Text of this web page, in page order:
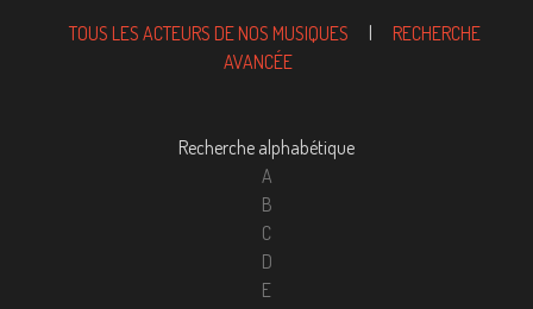
TOUS LES ACTEURS DE NOS MUSIQUES
RECHERCHE
AVANCÉE
Recherche alphabétique
A
B
C
D
E